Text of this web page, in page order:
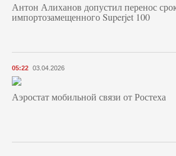
Антон Алиханов допустил перенос
импортозамещенного Superjet 100
05:22 03.04.2026
Аэростат мобильной связи от Ростеха